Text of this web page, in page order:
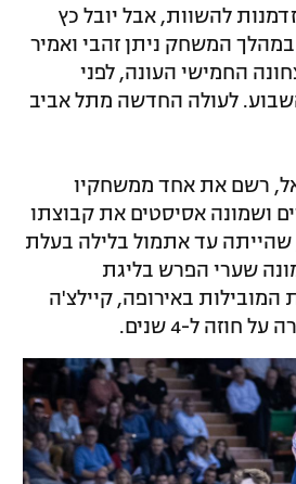
הזדמנות להשוות, אבל יובל כץ
המשחק ניתן זהבי ואמיר
ניצחונה החמישי העונה, לפני
השבוע. לעולה החדשה מתל אביב
רשם את אחד ממשחקיו
ושמונה אסיסטים את קבוצתו
הבכירה, שהייתה עד אתמול בלילה בעלת
שערי הפרש בליגת
באירופה, קיילצ'ה
ל-4 שנים.